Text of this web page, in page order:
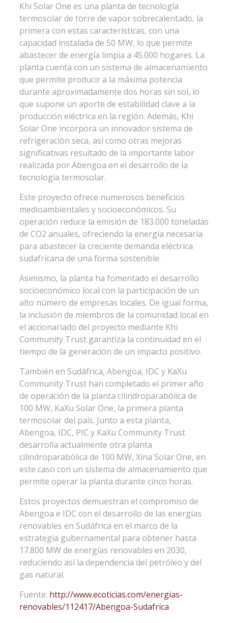
Khi Solar One es una planta de tecnología
termosolar de torre de vapor sobrecalentado, la
primera con estas características, con una
capacidad instalada de 50 MW, lo que permite
abastecer de energía limpia a 45.000 hogares. La
planta cuenta con un sistema de almacenamiento
que permite producir a la máxima potencia
durante aproximadamente dos horas sin sol, lo
que supone un aporte de estabilidad clave a la
producción eléctrica en la región. Además, Khi
Solar One incorpora un innovador sistema de
refrigeración seca, así como otras mejoras
significativas resultado de la importante labor
realizada por Abengoa en el desarrollo de la
tecnología termosolar.
Este proyecto ofrece numerosos beneficios
medioambientales y socioeconómicos. Su
operación reduce la emisión de 183.000 toneladas
de CO2 anuales, ofreciendo la energía necesaria
para abastecer la creciente demanda eléctrica
sudafricana de una forma sostenible.
Asimismo, la planta ha fomentado el desarrollo
socioeconómico local con la participación de un
alto número de empresas locales. De igual forma,
la inclusión de miembros de la comunidad local en
el accionariado del proyecto mediante Khi
Community Trust garantiza la continuidad en el
tiempo de la generación de un impacto positivo.
También en Sudáfrica, Abengoa, IDC y KaXu
Community Trust han completado el primer año
de operación de la planta cilindroparabólica de
100 MW, KaXu Solar One, la primera planta
termosolar del país. Junto a esta planta,
Abengoa, IDC, PIC y KaXu Community Trust
desarrolla actualmente otra planta
cilindroparabólica de 100 MW, Xina Solar One, en
este caso con un sistema de almacenamiento que
permite operar la planta durante cinco horas.
Estos proyectos demuestran el compromiso de
Abengoa e IDC con el desarrollo de las energías
renovables en Sudáfrica en el marco de la
estrategia gubernamental para obtener hasta
17.800 MW de energías renovables en 2030,
reduciendo así la dependencia del petróleo y del
gas natural.
Fuente: http://www.ecoticias.com/energias-
renovables/112417/Abengoa-Sudafrica